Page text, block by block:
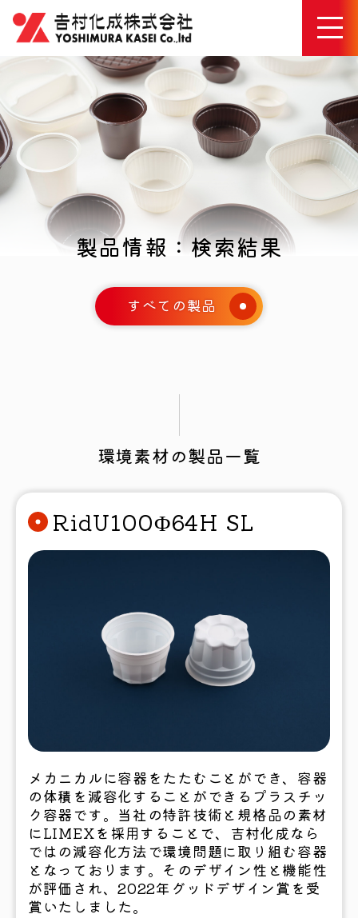
製品情報：検索結果
すべての製品
環境素材の製品一覧
RidU100Φ64H SL
メカニカルに容器をたたむことができ、容器
の体積を減容化することができるプラスチッ
ク容器です。当社の特許技術と規格品の素材
にLIMEXを採用することで、吉村化成なら
ではの減容化方法で環境問題に取り組む容器
となっております。そのデザイン性と機能性
が評価され、2022年グッドデザイン賞を受
賞いたしました。